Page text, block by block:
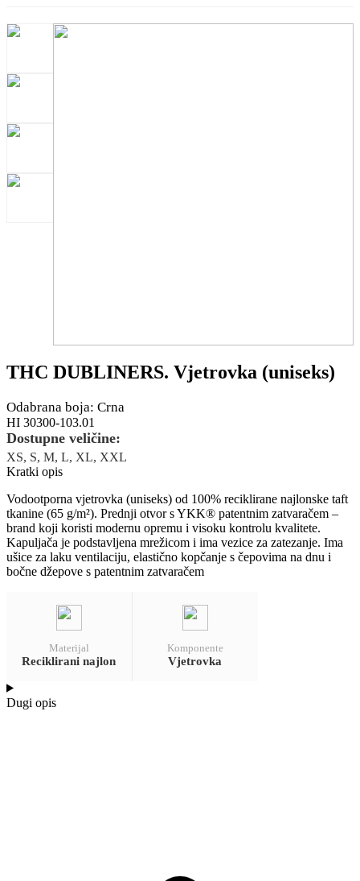
THC DUBLINERS. Vjetrovka (uniseks)
Odabrana boja: Crna
HI 30300-103.01
Dostupne veličine:
XS, S, M, L, XL, XXL
Kratki opis
Vodootporna vjetrovka (uniseks) od 100% reciklirane najlonske taft
tkanine (65 g/m²). Prednji otvor s YKK® patentnim zatvaračem –
brand koji koristi modernu opremu i visoku kontrolu kvalitete.
Kapuljača je podstavljena mrežicom i ima vezice za zatezanje. Ima
ušice za laku ventilaciju, elastično kopčanje s čepovima na dnu i
bočne džepove s patentnim zatvaračem
Materijal
Reciklirani najlon
Komponente
Vjetrovka
Dugi opis